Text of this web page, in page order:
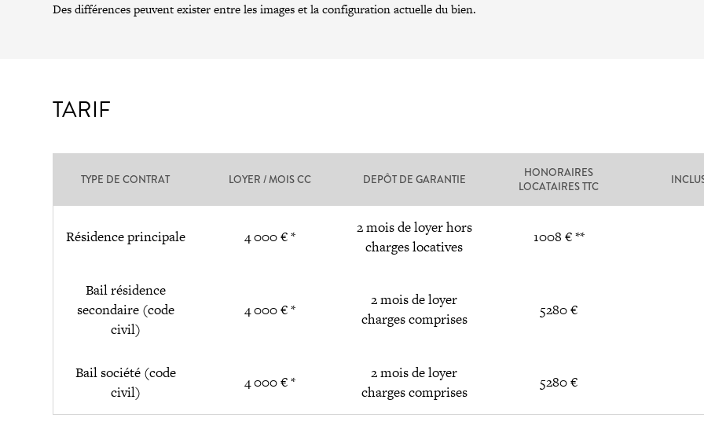
Des différences peuvent exister entre les images et la configuration actuelle du bien.
TARIF
TYPE DE CONTRAT LOYER / MOIS CC DEPÔT DE GARANTIE
HONORAIRES
LOCATAIRES TTC
Résidence principale 4 000 € *
2 mois de loyer hors
charges locatives
1008 € **
Bail résidence
secondaire (code
civil)
4 000 € *
2 mois de loyer
charges comprises
5280 €
Bail société (code
civil)
4 000 € *
2 mois de loyer
charges comprises
5280 €